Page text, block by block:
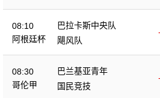
08:10
阿根廷杯
巴拉卡斯中央队
-
飓风队
08:30
哥伦甲
巴兰基亚青年
-
国民竞技